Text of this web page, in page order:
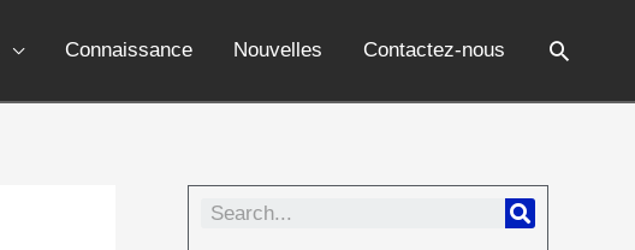
Connaissance Nouvelles Contactez-nous